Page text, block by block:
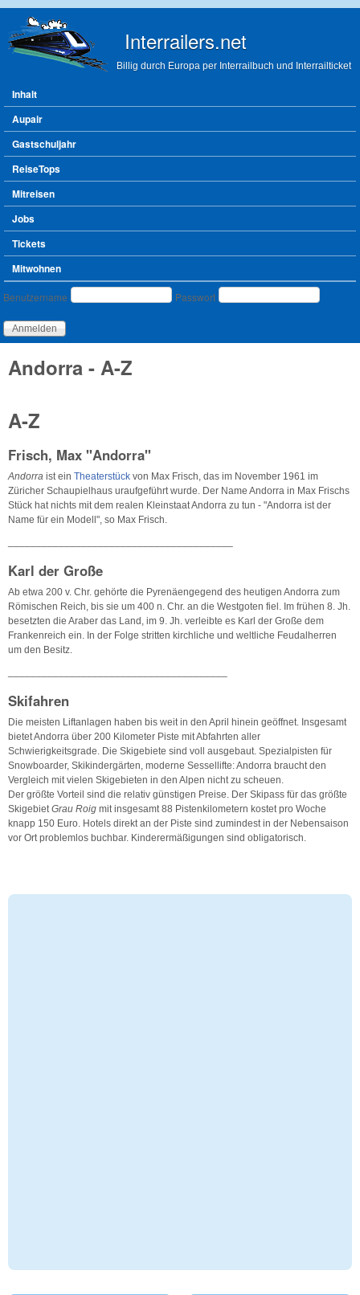
Interrailers.net
Billig durch Europa per Interrailbuch und Interrailticket
Hauptmenü
Inhalt
Aupair
Gastschuljahr
ReiseTops
Mitreisen
Jobs
Tickets
Mitwohnen
Benutzeranmeldung
Benutzername Passwort
Andorra - A-Z
A-Z
Frisch, Max "Andorra"
Andorra ist ein Theaterstück von Max Frisch, das im November 1961 im
Züricher Schaupielhaus uraufgeführt wurde. Der Name Andorra in Max Frischs
Stück hat nichts mit dem realen Kleinstaat Andorra zu tun - "Andorra ist der
Name für ein Modell", so Max Frisch.
Karl der Große
Ab etwa 200 v. Chr. gehörte die Pyrenäengegend des heutigen Andorra zum
Römischen Reich, bis sie um 400 n. Chr. an die Westgoten fiel. Im frühen 8. Jh.
besetzten die Araber das Land, im 9. Jh. verleibte es Karl der Große dem
Frankenreich ein. In der Folge stritten kirchliche und weltliche Feudalherren
um den Besitz.
Skifahren
Die meisten Liftanlagen haben bis weit in den April hinein geöffnet. Insgesamt
bietet Andorra über 200 Kilometer Piste mit Abfahrten aller
Schwierigkeitsgrade. Die Skigebiete sind voll ausgebaut. Spezialpisten für
Snowboarder, Skikindergärten, moderne Sessellifte: Andorra braucht den
Vergleich mit vielen Skigebieten in den Alpen nicht zu scheuen.
Der größte Vorteil sind die relativ günstigen Preise. Der Skipass für das größte
Skigebiet Grau Roig mit insgesamt 88 Pistenkilometern kostet pro Woche
knapp 150 Euro. Hotels direkt an der Piste sind zumindest in der Nebensaison
vor Ort problemlos buchbar. Kinderermäßigungen sind obligatorisch.